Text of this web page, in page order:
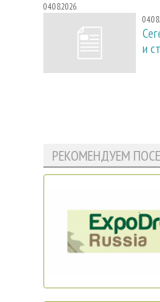
04.08.2026
и
РЕКОМЕНДУЕМ